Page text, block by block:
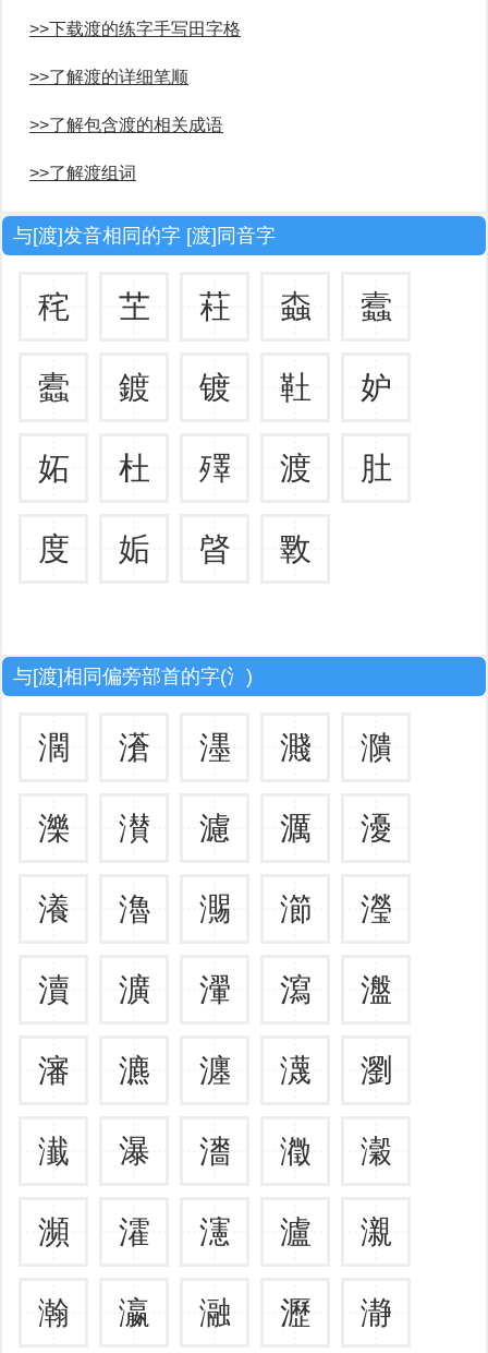
>>下载渡的练字手写田字格
>>了解渡的详细笔顺
>>了解包含渡的相关成语
>>了解渡组词
与[渡]发音相同的字 [渡]同音字
秺 芏 荰 螙 蠧
蠹 鍍 镀 靯 妒
妬 杜 殬 渡 肚
度 姤 晵 斁
与[渡]相同偏旁部首的字(氵)
濶 濸 濹 濺 濻
濼 濽 濾 濿 瀀
瀁 瀂 瀃 瀄 瀅
瀆 瀇 瀈 瀉 瀊
瀋 瀌 瀍 瀎 瀏
瀐 瀑 瀒 瀓 瀔
瀕 瀖 瀗 瀘 瀙
瀚 瀛 瀜 瀝 瀞